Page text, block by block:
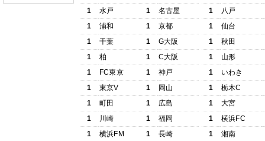
1
水戸 1
名古屋
1
浦和 1
京都
1
千葉 1
G大阪
1
柏 1
C大阪
1
FC東京 1
神戸
1
東京V 1
岡山
1
町田 1
広島
1
川崎 1
福岡
1
横浜FM 1 長崎
1
八戸
1
仙台
1
秋田
1
山形
1
いわき
1
栃木C
1
大宮
1
横浜FC
1
湘南